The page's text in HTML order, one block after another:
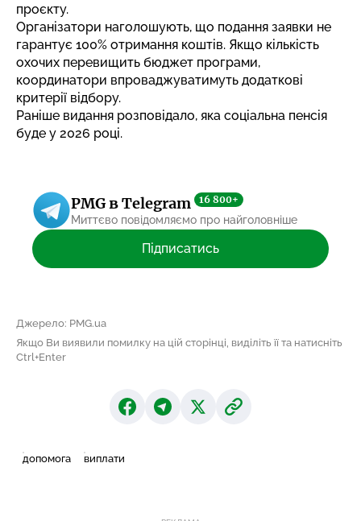
проєкту.
Організатори наголошують, що подання заявки не
гарантує 100% отримання коштів. Якщо кількість
охочих перевищить бюджет програми,
координатори впроваджуватимуть додаткові
критерії відбору.
Раніше видання розповідало, яка соціальна пенсія
буде у 2026 році.
PMG в Telegram 16 800+
Миттєво повідомляємо про найголовніше
Підписатись
Джерело: PMG.ua
Якщо Ви виявили помилку на цій сторінці, виділіть її та натисніть
Ctrl+Enter
допомога виплати